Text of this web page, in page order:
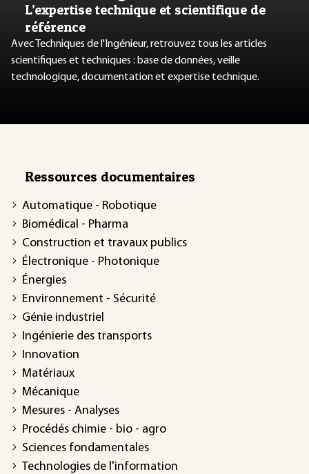
L’expertise technique et scientifique de
référence
Avec Techniques de l'Ingénieur, retrouvez tous les articles
scientifiques et techniques : base de données, veille
technologique, documentation et expertise technique.
Ressources documentaires
Automatique - Robotique
Biomédical - Pharma
Construction et travaux publics
Électronique - Photonique
Énergies
Environnement - Sécurité
Génie industriel
Ingénierie des transports
Innovation
Matériaux
Mécanique
Mesures - Analyses
Procédés chimie - bio - agro
Sciences fondamentales
Technologies de l'information